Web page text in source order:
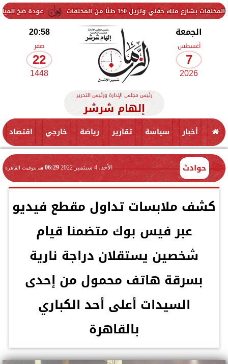
عودة ضخ المياه تدريجيًا 150 طنًا من المخلفات
الجمعة
أغسطس
7
2026
20:58
صفر
22
1448
رئيس مجلس الإدارة ورئيس التحرير
إلهام شرشر
أخبار سياسة تقارير رياضة خارجي اقتصاد
حوادث الأحد، 4 سبتمبر 2022 06:29 مـ بتوقيت القاهرة
كشف ملابسات تداول مقطع فيديو
عبر فيس بوك متضمنا قيام
شخصين يستقلان دراجة نارية
بسرقة هاتف محمول من إحدى
السيدات أعلى أحد الكباري
بالقاهرة